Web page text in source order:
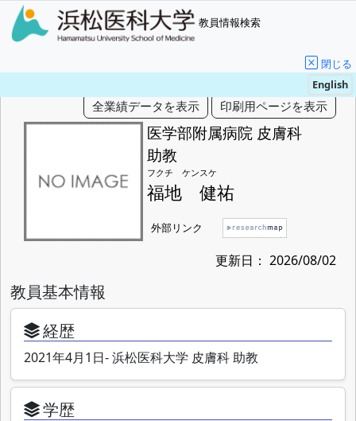
教員情報検索
閉じる
English
医学部附属病院 皮膚科
助教
フクチ ケンスケ
福地 健祐
外部リンク
更新日： 2026/08/02
教員基本情報
経歴
2021年4月1日- 浜松医科大学 皮膚科 助教
学歴